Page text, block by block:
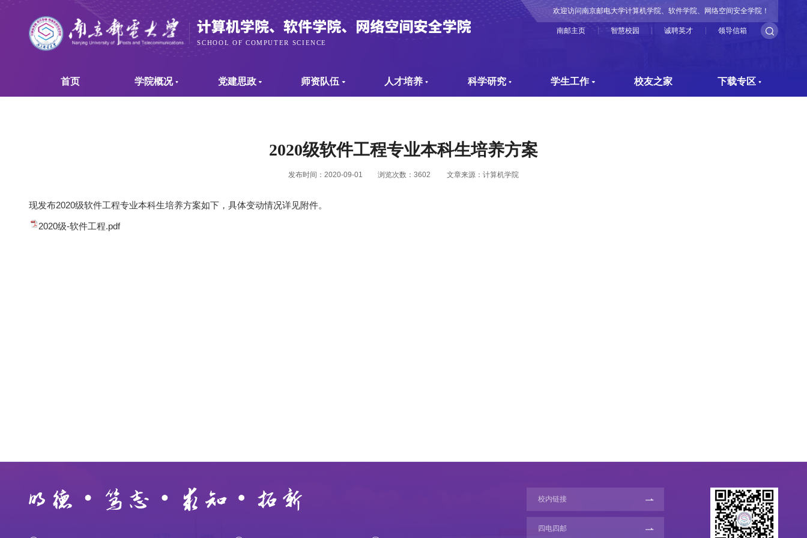
欢迎访问南京邮电大学计算机学院、软件学院、网络空间安全学院！
南邮主页 智慧校园 诚聘英才 领导信箱
首页 学院概况 党建思政 师资队伍 人才培养 科学研究 学生工作 校友之家 下载专区
2020级软件工程专业本科生培养方案
发布时间：2020-09-01 浏览次数： 3602 文章来源：计算机学院
现发布2020级软件工程专业本科生培养方案如下，具体变动情况详见附件。
2020级-软件工程.pdf
校内链接
四电四邮